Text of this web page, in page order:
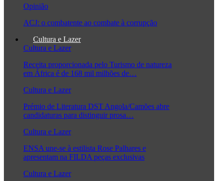
Opinião
ACJ: o combatente ao combate à corrupção
Cultura e Lazer
Cultura e Lazer
Receita proporcionada pelo Turismo de natureza
em África é de 168 mil milhões de…
Cultura e Lazer
Prémio de Literatura DST Angola/Camões abre
candidaturas para distinguir prosa…
Cultura e Lazer
ENSA une-se à estilista Rose Palhares e
apresentam na FILDA peças exclusivas
Cultura e Lazer